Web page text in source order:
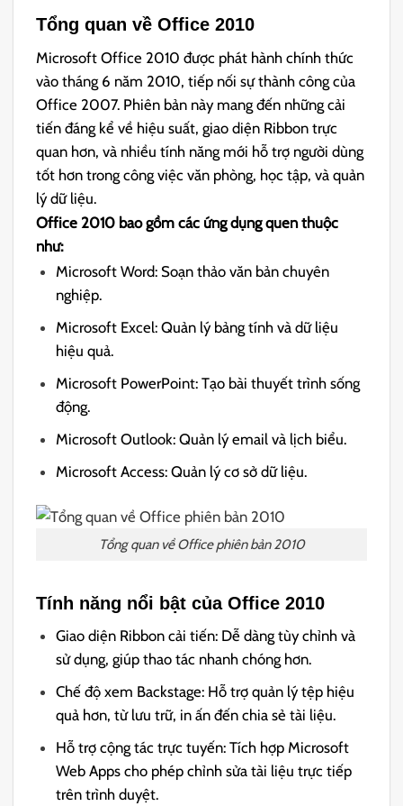
Tổng quan về Office 2010
Microsoft Office 2010 được phát hành chính thức
vào tháng 6 năm 2010, tiếp nối sự thành công của
Office 2007. Phiên bản này mang đến những cải
tiến đáng kể về hiệu suất, giao diện Ribbon trực
quan hơn, và nhiều tính năng mới hỗ trợ người dùng
tốt hơn trong công việc văn phòng, học tập, và quản
lý dữ liệu.
Office 2010 bao gồm các ứng dụng quen thuộc
như:
Microsoft Word: Soạn thảo văn bản chuyên
nghiệp.
Microsoft Excel: Quản lý bảng tính và dữ liệu
hiệu quả.
Microsoft PowerPoint: Tạo bài thuyết trình sống
động.
Microsoft Outlook: Quản lý email và lịch biểu.
Microsoft Access: Quản lý cơ sở dữ liệu.
Tổng quan về Office phiên bản 2010
Tính năng nổi bật của Office 2010
Giao diện Ribbon cải tiến: Dễ dàng tùy chỉnh và
sử dụng, giúp thao tác nhanh chóng hơn.
Chế độ xem Backstage: Hỗ trợ quản lý tệp hiệu
quả hơn, từ lưu trữ, in ấn đến chia sẻ tài liệu.
Hỗ trợ cộng tác trực tuyến: Tích hợp Microsoft
Web Apps cho phép chỉnh sửa tài liệu trực tiếp
trên trình duyệt.